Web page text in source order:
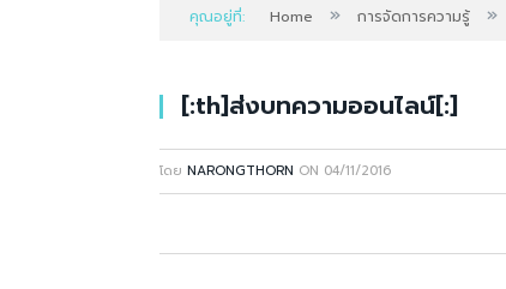
คุณอยู่ที่: Home » การจัดการความรู้ »
[:th]ส่งบทความออนไลน์[:]
โดย NARONGTHORN ON 04/11/2016